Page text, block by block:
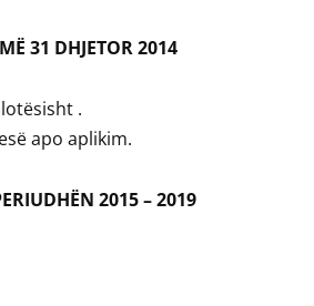
31 DHJETOR 2014
.
apo aplikim.
2015 – 2019